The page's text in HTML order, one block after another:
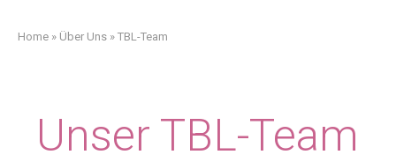
Home » Über Uns » TBL-Team
Unser TBL-Team